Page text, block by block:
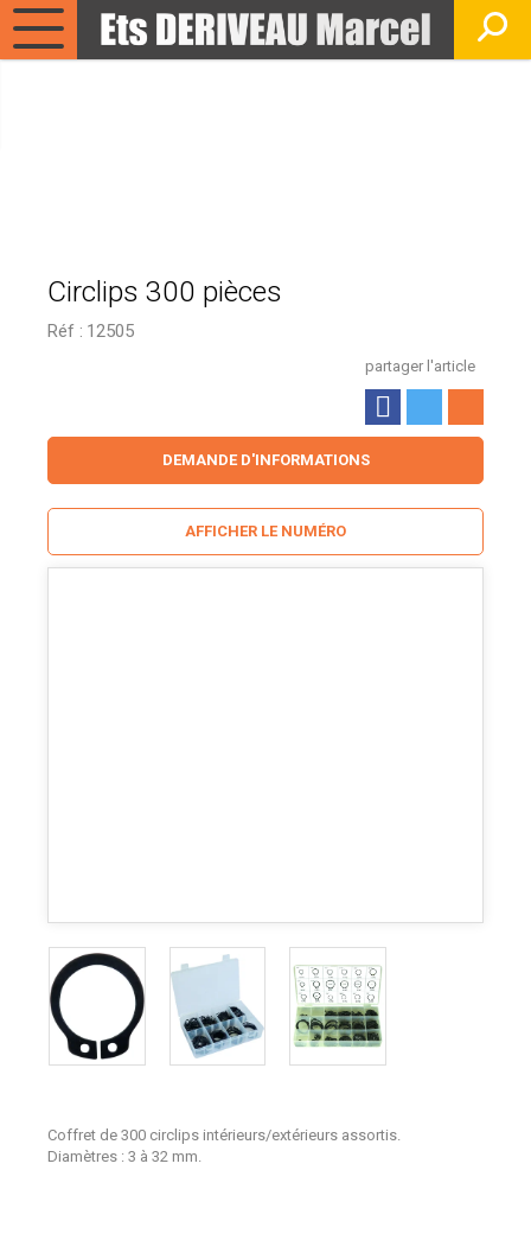
Circlips 300 pièces
Réf : 12505
partager l'article
Coffret de 300 circlips intérieurs/extérieurs assortis.
Diamètres : 3 à 32 mm.
DEMANDE D'INFORMATIONS
AFFICHER LE NUMÉRO